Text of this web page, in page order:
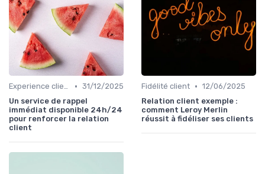
Experience client • 31/12/2025
Un service de rappel
immédiat disponible 24h/24
pour renforcer la relation
client
Fidélité client • 12/06/2025
Relation client exemple :
comment Leroy Merlin
réussit à fidéliser ses clients